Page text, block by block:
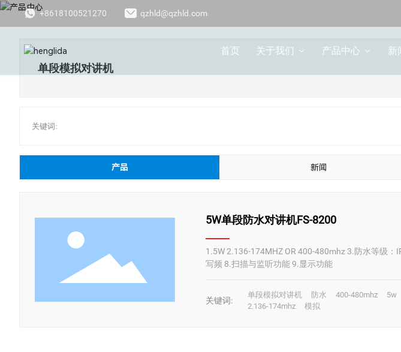
+8618100521270 qzhld@qzhld.com
首页 关于我们 产品中心 新
单段模拟对讲机
关键词:
产品 新闻
5W单段防水对讲机FS-8200
1.5W 2.136-174MHZ OR 400-480mhz 3.防水等级
写频 8.扫描与监听功能 9.显示功能
关键词:
单段模拟对讲机 防水 400-480mhz 5w
2.136-174mhz
模拟